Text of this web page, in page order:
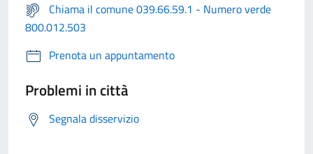
Chiama il comune 039.66.59.1 - Numero verde
800.012.503
Prenota un appuntamento
Problemi in città
Segnala disservizio